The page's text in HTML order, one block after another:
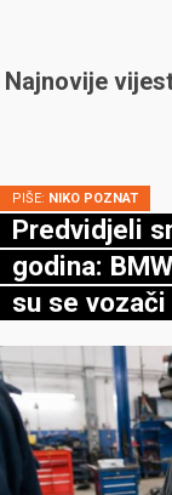
Najnovije
PIŠE: NIKO POZNAT
Predvidjeli
godina:
su se